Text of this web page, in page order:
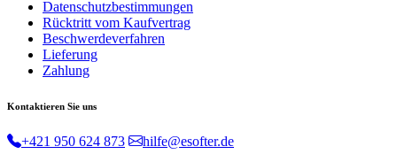
Datenschutzbestimmungen
Rücktritt vom Kaufvertrag
Beschwerdeverfahren
Lieferung
Zahlung
Kontaktieren Sie uns
+421 950 624 873
hilfe@esofter.de